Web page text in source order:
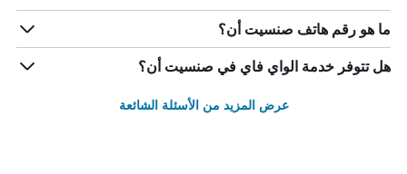
ما هو رقم هاتف صنسيت أن؟
هل تتوفر خدمة الواي فاي في صنسيت أن؟
عرض المزيد من الأسئلة الشائعة